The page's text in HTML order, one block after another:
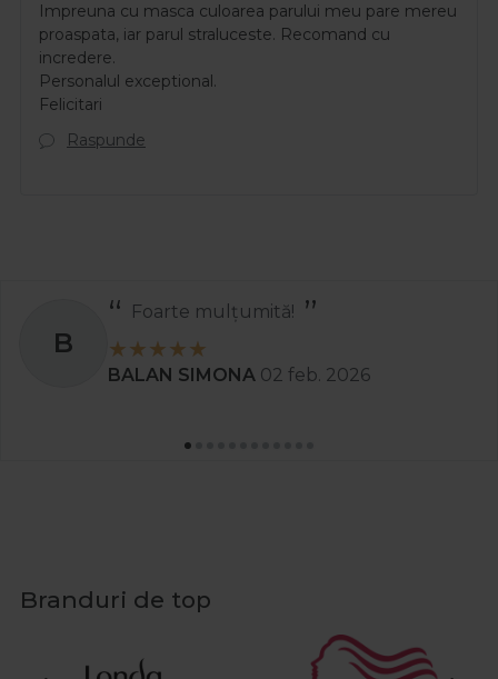
Impreuna cu masca culoarea parului meu pare mereu
proaspata, iar parul straluceste. Recomand cu
incredere.
Personalul exceptional.
Felicitari
Raspunde
S
Recomand
Stanciu Aura Andreea 02 apr. 2025
Branduri de top